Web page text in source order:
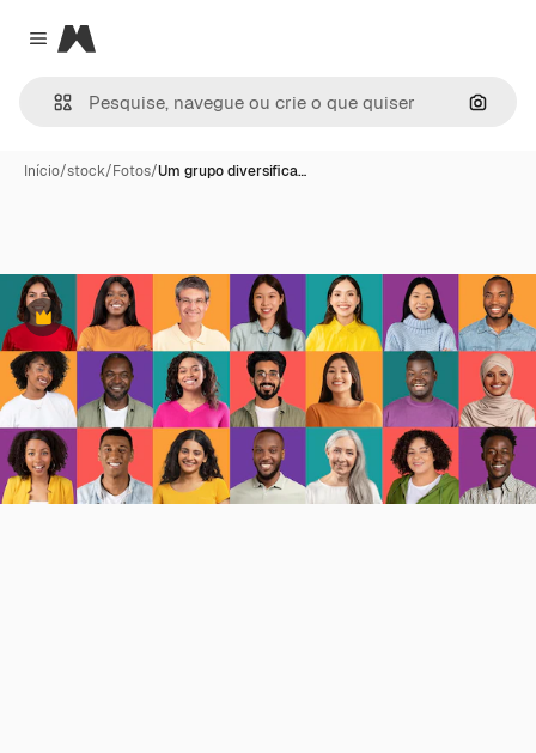
Close menu
Magnific
Início/stock/Fotos/Um grupo diversifica…
Premium